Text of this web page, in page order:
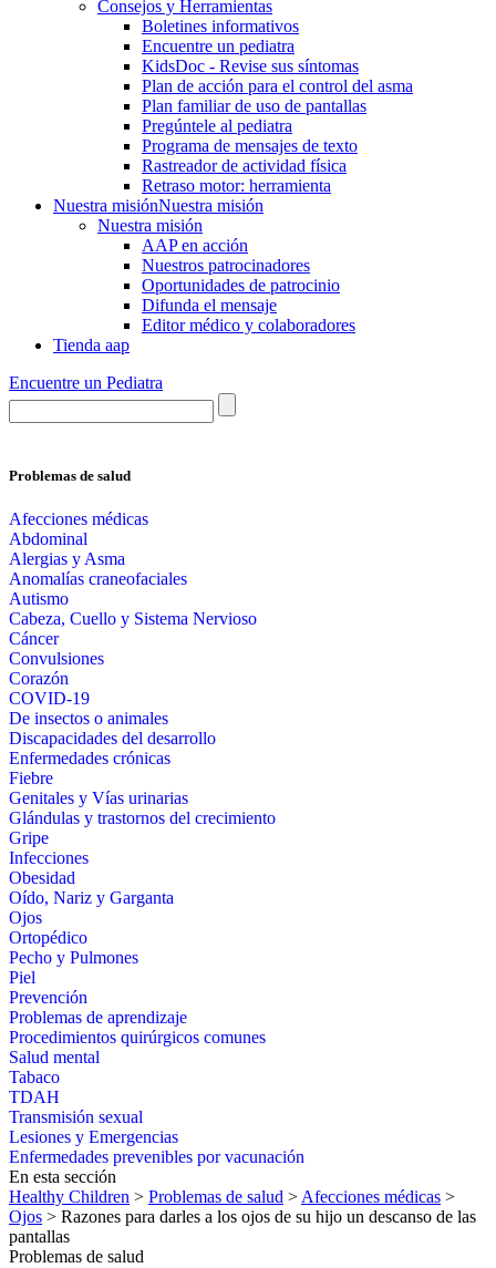
Consejos y Herramientas
Boletines informativos
Encuentre un pediatra
KidsDoc - Revise sus síntomas
Plan de acción para el control del asma
Plan familiar de uso de pantallas
Pregúntele al pediatra
Programa de mensajes de texto
Rastre​​ador de activida​d física
Retraso motor: herramienta
Nuestra misiónNuestra misión
Nuestra misión
AAP en acción
Nuestros patrocinadores
Oportunidades de patrocinio
Difunda el mensaje
Editor médico y colaboradores
Tienda aap
Encuentre un Pediatra
Problemas de salud
Afecciones médicas
Abdominal
Alergias y Asma
Anomalías craneofaciales
Autismo
Cabeza, Cuello y Sistema Nervioso
Cáncer
Convulsiones
Corazón
COVID-19
De insectos o animales
Discapacidades del desarrollo
Enfermedades crónicas
Fiebre
Genitales y Vías urinarias
Glándulas y trastornos del crecimiento
Gripe
Infecciones
Obesidad
Oído, Nariz y Garganta
Ojos
Ortopédico
Pecho y Pulmones
Piel
Prevención
Problemas de aprendizaje
Procedimientos quirúrgicos comunes
Salud mental
Tabaco
TDAH
Transmisión sexual
Lesiones y Emergencias
Enfermedades prevenibles por vacunación
En esta sección
Healthy Children > Problemas de salud > Afecciones médicas >
Ojos > Razones para darles a los ojos de su hijo un descanso de las
pantallas
Problemas de salud